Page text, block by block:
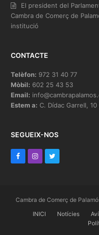
El president del
Cambra de Comerç de
institució
CONTACTE
Telèfon: 972 31 40 77
Mòbil: 602 25 43 53
Email:
Estem a: C. Dídac Garrell,
SEGUEIX-NOS
e
t
a
t
t
Cambra de Comerç de
INICI
Notícies